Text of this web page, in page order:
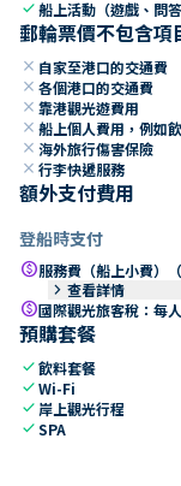
check船上活動（遊戲、問
郵輪票價不包含項
close 自家至港口的交通費
close 各個港口的交通費
close 靠港觀光遊費用
close 船上個人費用，例如
close 海外旅行傷害保險
close 行李快遞服務
額外支付費用
登船時支付
paid服務費（船上小費）
keyboard_arrow_right 查看詳情
paid國際觀光旅客稅：每
預購套餐
check飲料套餐
checkWi-Fi
check 岸上觀光行程
checkSPA